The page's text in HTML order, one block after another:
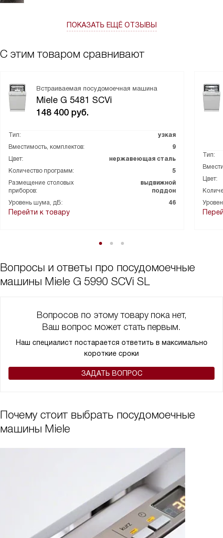
ПОКАЗАТЬ ЕЩЁ ОТЗЫВЫ
С этим товаром сравнивают
Встраиваемая посудомоечная машина
Miele G 5481 SCVi
148 400 руб.
Тип:
узкая
Вместимость, комплектов:
9
Цвет:
нержавеющая сталь
Количество программ:
5
Размещение столовых
приборов:
выдвижной
поддон
Уровень шума, дБ:
46
Перейти к товару
Тип:
Цвет:
Вопросы и ответы про посудомоечные
машины Miele G 5990 SCVi SL
Вопросов по этому товару пока нет,
Ваш вопрос может стать первым.
Наш специалист постарается ответить в максимально
короткие сроки
ЗАДАТЬ ВОПРОС
Почему стоит выбрать посудомоечные
машины Miele